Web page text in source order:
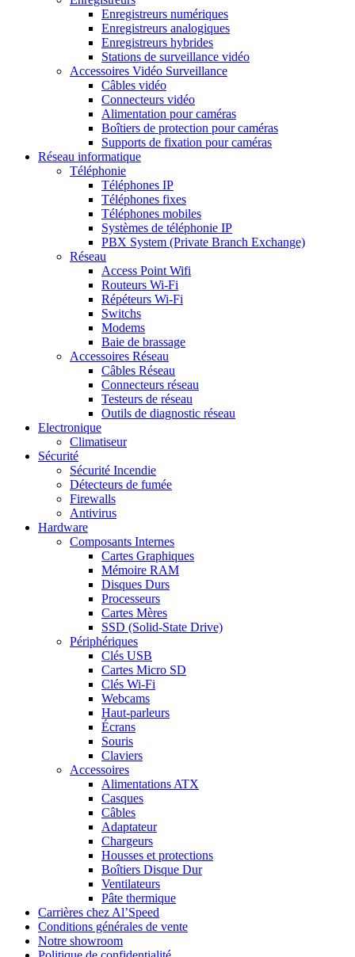
Enregistreurs numériques
Enregistreurs analogiques
Enregistreurs hybrides
Stations de surveillance vidéo
Accessoires Vidéo Surveillance
Câbles vidéo
Connecteurs vidéo
Alimentation pour caméras
Boîtiers de protection pour caméras
Supports de fixation pour caméras
Réseau informatique
Téléphonie
Téléphones IP
Téléphones fixes
Téléphones mobiles
Systèmes de téléphonie IP
PBX System (Private Branch Exchange)
Réseau
Access Point Wifi
Routeurs Wi-Fi
Répéteurs Wi-Fi
Switchs
Modems
Baie de brassage
Accessoires Réseau
Câbles Réseau
Connecteurs réseau
Testeurs de réseau
Outils de diagnostic réseau
Electronique
Climatiseur
Sécurité
Sécurité Incendie
Détecteurs de fumée
Firewalls
Antivirus
Hardware
Composants Internes
Cartes Graphiques
Mémoire RAM
Disques Durs
Processeurs
Cartes Mères
SSD (Solid-State Drive)
Périphériques
Clés USB
Cartes Micro SD
Clés Wi-Fi
Webcams
Haut-parleurs
Écrans
Souris
Claviers
Accessoires
Alimentations ATX
Casques
Câbles
Adaptateur
Chargeurs
Housses et protections
Boîtiers Disque Dur
Ventilateurs
Pâte thermique
Carrières chez Al’Speed
Conditions générales de vente
Notre showroom